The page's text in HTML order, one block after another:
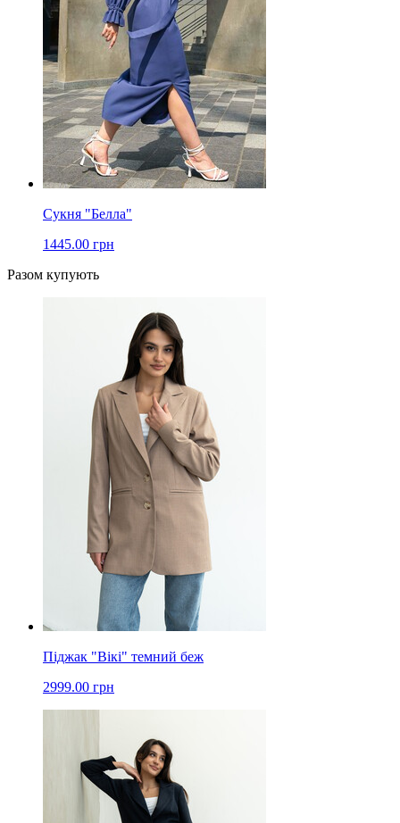
Сукня "Белла"
1445.00 грн
Разом купують
Піджак "Вікі" темний беж
2999.00 грн